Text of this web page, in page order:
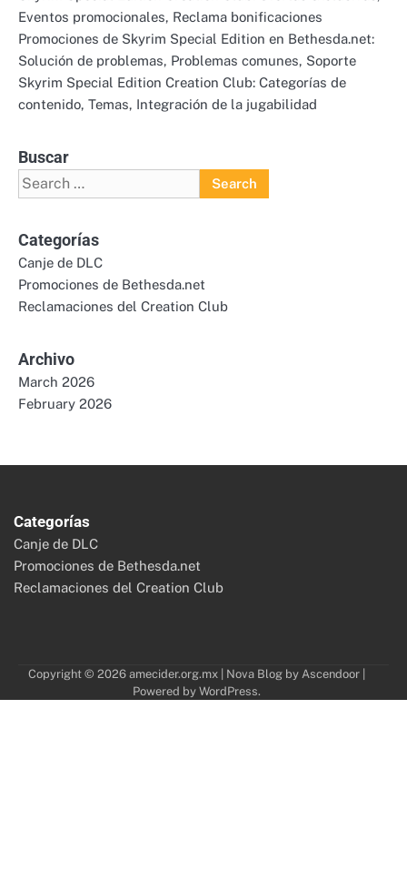
Eventos promocionales, Reclama bonificaciones
Promociones de Skyrim Special Edition en Bethesda.net:
Solución de problemas, Problemas comunes, Soporte
Skyrim Special Edition Creation Club: Categorías de
contenido, Temas, Integración de la jugabilidad
Buscar
Search
for:
Categorías
Canje de DLC
Promociones de Bethesda.net
Reclamaciones del Creation Club
Archivo
March 2026
February 2026
Categorías
Canje de DLC
Promociones de Bethesda.net
Reclamaciones del Creation Club
Copyright © 2026 amecider.org.mx| Nova Blog by Ascendoor|
Powered by WordPress.